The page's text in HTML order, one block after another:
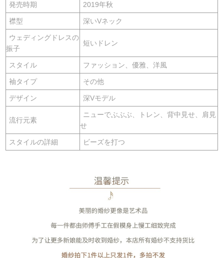
発売時期 2019年秋
襟型 深いVネック
ウェディングドレスの
振子
短いドレン
スタイル ファッション、優雅、洋風
袖タイプ その他
デザイン 深Vモデル
流行元素
ニューでぶぶぶ、トレン、背中見せ、肩見
せ
スタイルの詳細 ビーズを打つ